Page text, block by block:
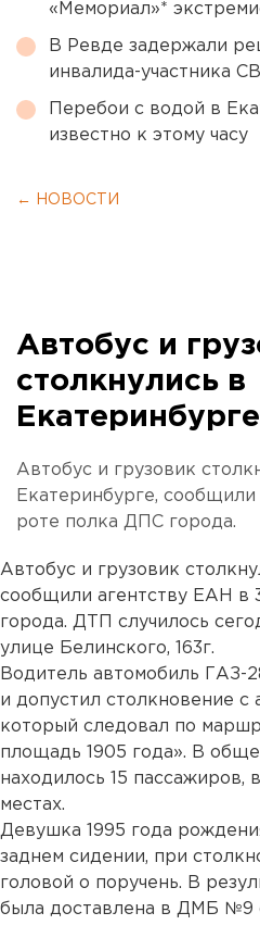
«Мемориал»*
В Ревде задержали
инвалида-участника
Перебои с водой в
известно к этому часу
← НОВОСТИ
Автобус и
столкнулись в
Екатеринбурге
Автобус и грузовик
Екатеринбурге,
роте полка ДПС города.
Автобус и грузовик
сообщили агентству ЕАН в
города. ДТП случилось
улице Белинского, 163г.
Водитель автомобиль ГАЗ-
и допустил столкновение с
который следовал по
площадь 1905 года». В
находилось 15 пассажиров,
местах.
Девушка 1995 года
заднем сидении, при
головой о поручень. В
была доставлена в ДМБ №9